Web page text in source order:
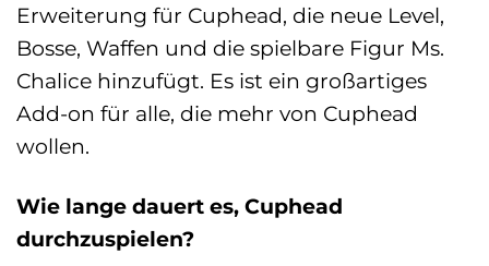
Erweiterung für Cuphead, die neue Level,
Bosse, Waffen und die spielbare Figur Ms.
Chalice hinzufügt. Es ist ein großartiges
Add-on für alle, die mehr von Cuphead
wollen.
Wie lange dauert es, Cuphead
durchzuspielen?